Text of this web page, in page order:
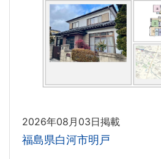
2026年08月03日掲載
福島県白河市明戸